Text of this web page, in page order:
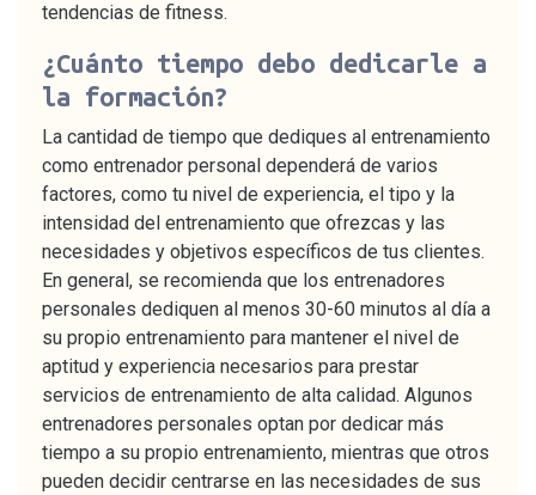
tendencias de fitness.
¿Cuánto tiempo debo dedicarle a
la formación?
La cantidad de tiempo que dediques al entrenamiento
como entrenador personal dependerá de varios
factores, como tu nivel de experiencia, el tipo y la
intensidad del entrenamiento que ofrezcas y las
necesidades y objetivos específicos de tus clientes.
En general, se recomienda que los entrenadores
personales dediquen al menos 30-60 minutos al día a
su propio entrenamiento para mantener el nivel de
aptitud y experiencia necesarios para prestar
servicios de entrenamiento de alta calidad. Algunos
entrenadores personales optan por dedicar más
tiempo a su propio entrenamiento, mientras que otros
pueden decidir centrarse en las necesidades de sus